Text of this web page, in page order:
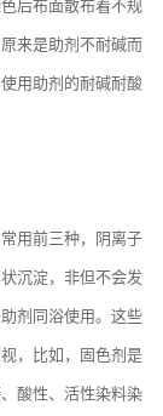
来是助剂不耐碱而
用助剂的耐碱耐酸
用前三种，阴离子
沉淀，非但不会发
剂同浴使用。这些
，比如， 固色剂是
酸性、活性染料染